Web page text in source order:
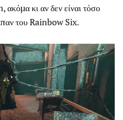
κι αν δεν είναι τόσο
του Rainbow Six.